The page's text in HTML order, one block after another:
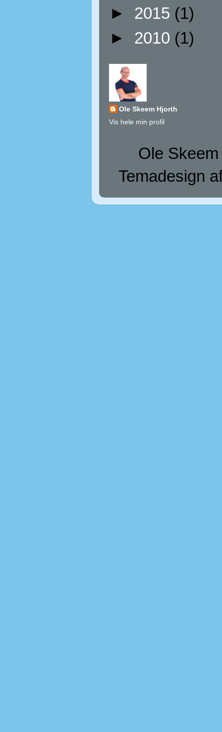
► 2015 (1)
► 2010 (1)
Ole Skeem Hjorth
Vis hele min profil
Ole
Temadesign